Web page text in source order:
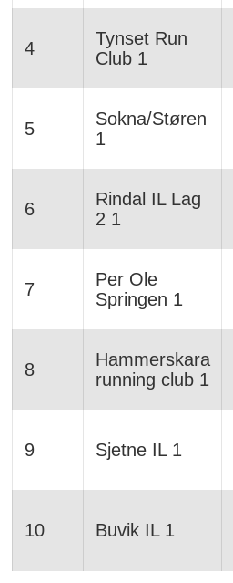
4
Tynset Run
Club 1
5
Sokna/Støren
1
6
Rindal IL Lag
2 1
7
Per Ole
Springen 1
8
Hammerskara
running club 1
9 Sjetne IL 1
10 Buvik IL 1